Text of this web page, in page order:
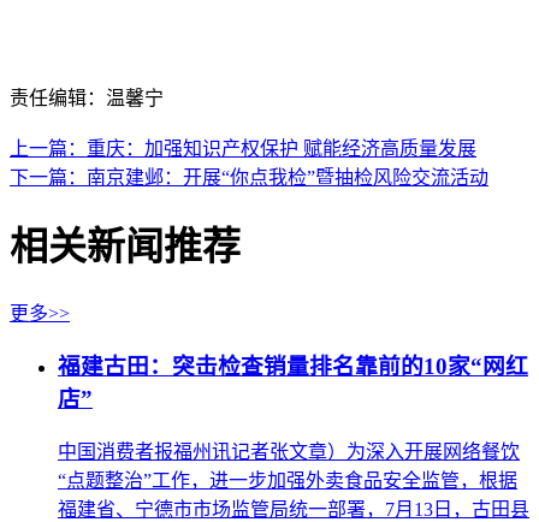
责任编辑：温馨宁
上一篇：重庆：加强知识产权保护 赋能经济高质量发展
下一篇：南京建邺：开展“你点我检”暨抽检风险交流活动
相关新闻推荐
更多>>
福建古田：突击检查销量排名靠前的10家“网红
店”
中国消费者报福州讯记者张文章）为深入开展网络餐饮
“点题整治”工作，进一步加强外卖食品安全监管，根据
福建省、宁德市市场监管局统一部署，7月13日，古田县